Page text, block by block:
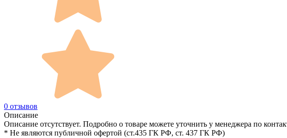
0 отзывов
Описание
Описание отсутствует. Подробно о товаре можете уточнить у менеджера по
* Не являются публичной офертой (ст.435 ГК РФ, cт. 437 ГК РФ)